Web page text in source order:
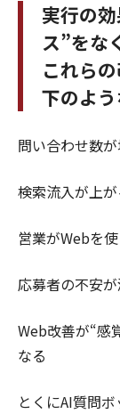
実行の
ス”をな
これら
下のよ
問い合わせ数
検索流入が上
営業がWebを
応募者の不安
Web改善が“感
なる
とくにAI質問